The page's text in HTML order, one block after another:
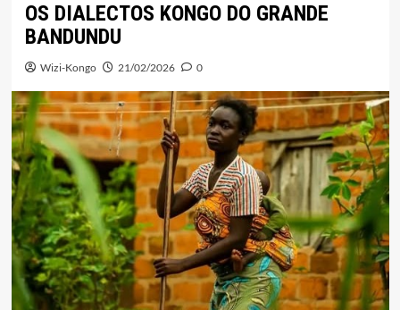
OS DIALECTOS KONGO DO GRANDE
BANDUNDU
Wizi-Kongo 21/02/2026 0